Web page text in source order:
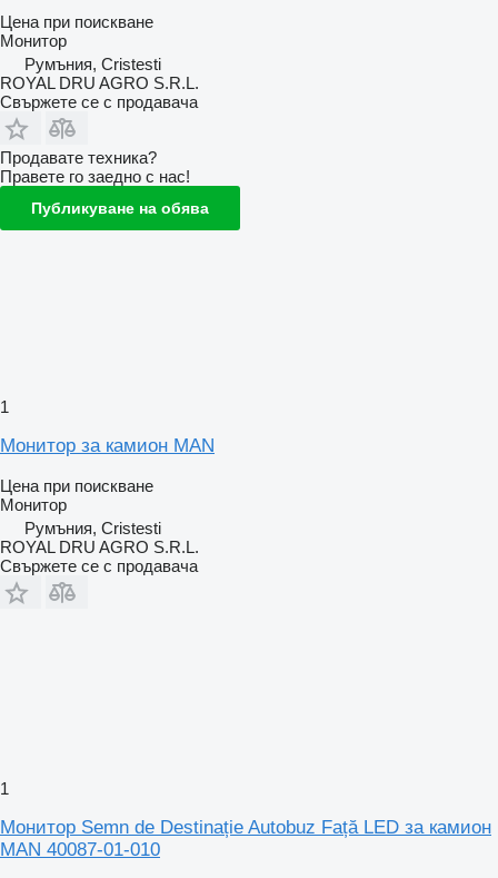
Цена при поискване
Монитор
Румъния, Cristesti
ROYAL DRU AGRO S.R.L.
Свържете се с продавача
Продавате техника?
Правете го заедно с нас!
Публикуване на обява
1
Монитор за камион MAN
Цена при поискване
Монитор
Румъния, Cristesti
ROYAL DRU AGRO S.R.L.
Свържете се с продавача
1
Монитор Semn de Destinație Autobuz Față LED за камион
MAN 40087-01-010